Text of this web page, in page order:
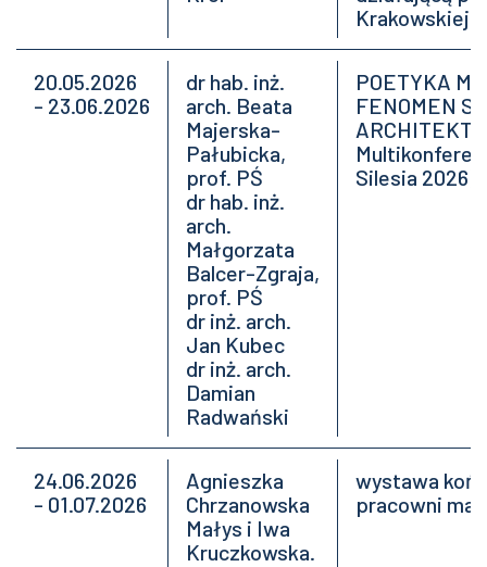
Krakowskiej
20.05.2026
- 23.06.2026
dr hab. inż.
arch. Beata
Majerska-
Pałubicka,
prof. PŚ
dr hab. inż.
arch.
Małgorzata
Balcer-Zgraja,
prof. PŚ
dr inż. arch.
Jan Kubec
dr inż. arch.
Damian
Radwański
POETYKA
FENOMEN
Silesia 2026)
24.06.2026
- 01.07.2026
Agnieszka
Chrzanowska
Małys i Iwa
Kruczkowska.
wystawa
pracowni